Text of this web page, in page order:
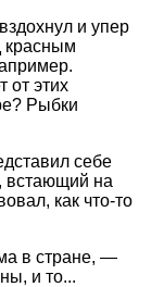
и упер
красным
от этих
Рыбки
себе
встающий на
как что-то
в стране, —
и то...